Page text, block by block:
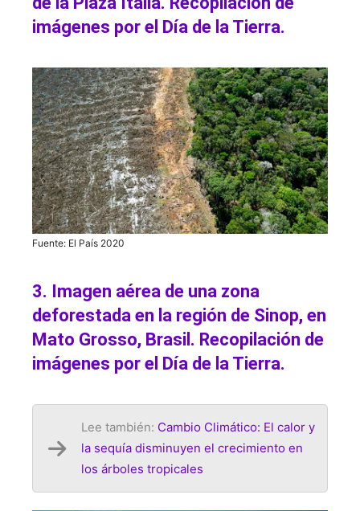
imágenes por el Día de la Tierra.
Fuente: El País 2020
3. Imagen aérea de una zona
deforestada en la región de Sinop, en
Mato Grosso, Brasil. Recopilación de
imágenes por el Día de la Tierra.
Lee también: Cambio Climático: El calor y
la sequía disminuyen el crecimiento en
los árboles tropicales